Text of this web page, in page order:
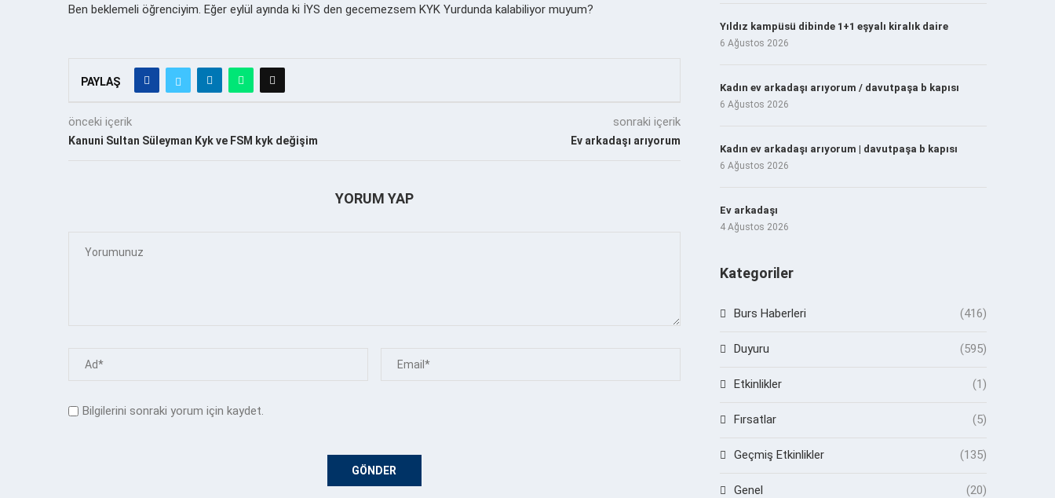
Ben beklemeli öğrenciyim. Eğer eylül ayında ki İYS den gecemezsem KYK Yurdunda kalabiliyor muyum?
PAYLAŞ
önceki içerik
Kanuni Sultan Süleyman Kyk ve FSM kyk değişim
sonraki içerik
Ev arkadaşı arıyorum
YORUM YAP
Bilgilerini sonraki yorum için kaydet.
Yıldız kampüsü dibinde 1+1 eşyalı kiralık daire
6 Ağustos 2026
Kadın ev arkadaşı arıyorum / davutpaşa b kapısı
6 Ağustos 2026
Kadın ev arkadaşı arıyorum | davutpaşa b kapısı
6 Ağustos 2026
Ev arkadaşı
4 Ağustos 2026
Kategoriler
Burs Haberleri (416)
Duyuru (595)
Etkinlikler (1)
Fırsatlar (5)
Geçmiş Etkinlikler (135)
Genel (20)